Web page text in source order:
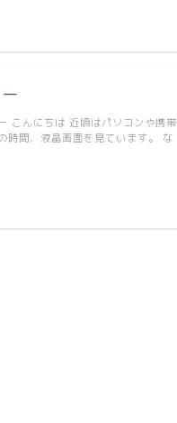
こんにちは 近頃はパソコンや携帯
時間、液晶画面を見ています。 な